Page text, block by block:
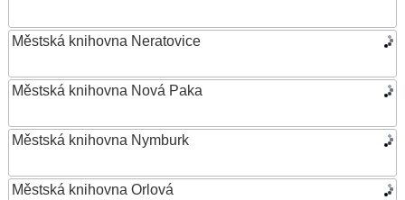
Městská knihovna Neratovice
Městská knihovna Nová Paka
Městská knihovna Nymburk
Městská knihovna Orlová